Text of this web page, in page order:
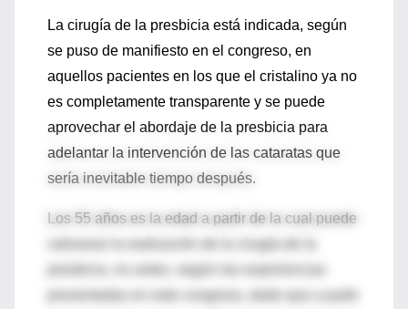
La cirugía de la presbicia está indicada, según
se puso de manifiesto en el congreso, en
aquellos pacientes en los que el cristalino ya no
es completamente transparente y se puede
aprovechar el abordaje de la presbicia para
adelantar la intervención de las cataratas que
sería inevitable tiempo después.
Los 55 años es la edad a partir de la cual puede
valorarse la realización de la cirugía de la
presbicia, no antes, según las experiencias
presentadas en este congreso, dado que a partir